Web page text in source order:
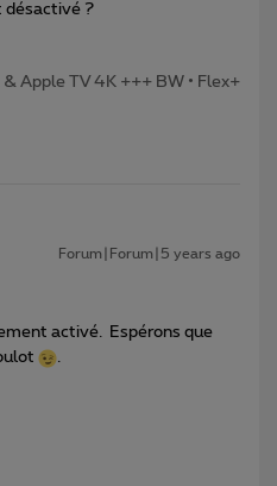
désactivé ?
Apple TV 4K +++ BW • Flex+
Forum|Forum|5 years ago
activé. Espérons que
.